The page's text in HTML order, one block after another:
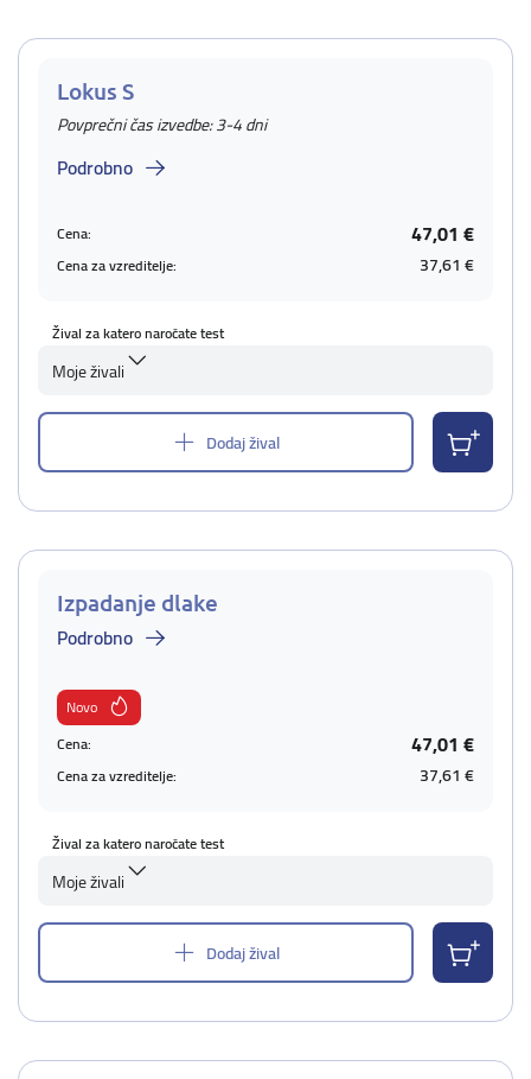
Lokus S
Povprečni čas izvedbe: 3-4 dni
Podrobno
Cena: 47,01 €
Cena za vzreditelje: 37,61 €
Žival za katero naročate test
Moje živali
Dodaj žival
Izpadanje dlake
Podrobno
Novo
Cena:
47,01 €
Cena za vzreditelje: 37,61 €
Žival za katero naročate test
Moje živali
Dodaj žival